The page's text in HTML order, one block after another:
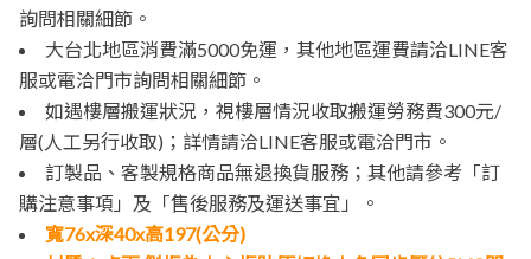
詢問相關細節。
大台北地區消費滿5000免運，其他地區運費請洽LINE客
服或電洽門市詢問相關細節。
如遇樓層搬運狀況，視樓層情況收取搬運勞務費300元/
層(人工另行收取)；詳情請洽LINE客服或電洽門市。
訂製品、客製規格商品無退換貨服務；其他請參考「訂
購注意事項」及「售後服務及運送事宜」。
寬76x深40x高197(公分)